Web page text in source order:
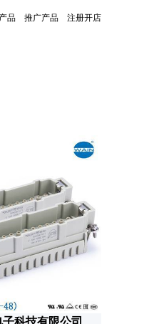
品 推广产品 注册开店
新时间：2026-06-05
科技有限公司